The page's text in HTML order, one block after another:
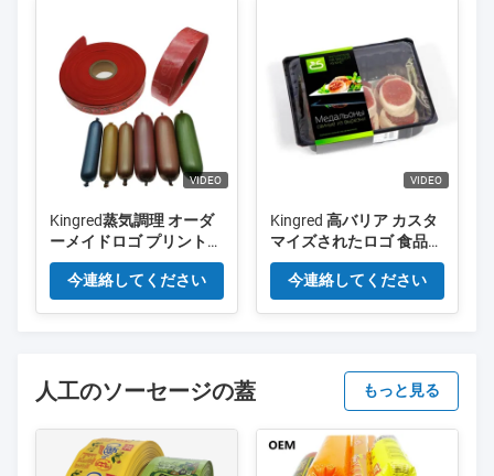
VIDEO
Kingred蒸気調理 オーダ
ーメイドロゴ プリント
プラスチックソーセージ
ソーセージ用ケース
今連絡してください
VIDEO
Kingred 高バリア カスタ
マイズされたロゴ 食品ト
レイの包装のためのシー
ルフィルム
今連絡してください
人工のソーセージの蓋 もっと見る